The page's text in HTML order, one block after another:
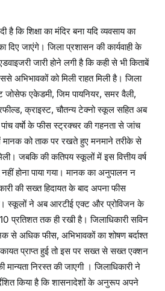
है कि शिक्षा का मंदिर बना यदि व्यवसाय का
दिए जाएंगे। जिला प्रशासन की कार्यवाही के
जारी होने लगी है कि कही से भी किताबें
को मिली राहत मिली है। जिला
जोसेफ एकेडमी, जिम पायनियर, समर वैली,
क्राइस्ट, चौतन्य टेक्नो स्कूल सहित अब
वर्षाे के फीस स्ट्रक्चर की गहनता से जांच
को ताक पर रखते हुए मनमाने तरीके से
जबकि की कतिपय स्कूलों में इस वित्तीय वर्ष
होना पाया गया। मानक का अनुपालन न
की सख्त हिदायत के बाद अपना फीस
स्कूलों ने अब आरटीई एक्ट और प्रोविजन के
प्रतिशत तक ही रखी है। जिलाधिकारी सविन
से अधिक फीस, अभिभावकों का शोषण बर्दाश्त
प्राप्त हुई तो इस पर सख्त से सख्त एक्शन
निरस्त की जाएगी । जिलाधिकारी ने
किया है कि शासनादेशों के अनुरूप अपने